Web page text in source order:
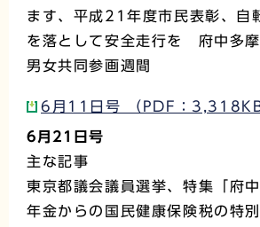
ます、平成21年度市民表彰、自
を落として安全走行を 府中多摩
男女共同参画週間
6月11日号 （PDF：3,318KB
6月21日号
主な記事
東京都議会議員選挙、特集「府
年金からの国民健康保険税の特